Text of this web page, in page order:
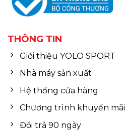
THÔNG TIN
Giới thiệu YOLO SPORT
Nhà máy sản xuất
Hệ thống cửa hàng
Chương trình khuyến mãi
Đổi trả 90 ngày